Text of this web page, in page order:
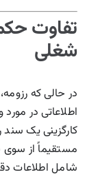
تفاوت
شغلی
در حالی که
اطلاعاتی در
کارگزینی یک
مستقیماً از سوی
شامل اطلاعات